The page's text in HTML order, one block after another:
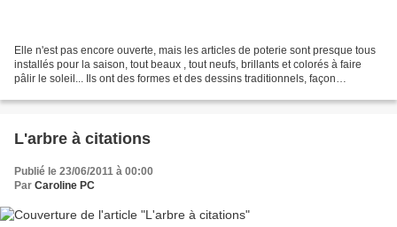
Elle n'est pas encore ouverte, mais les articles de poterie sont presque tous
installés pour la saison, tout beaux , tout neufs, brillants et colorés à faire
pâlir le soleil... Ils ont des formes et des dessins traditionnels, façon
L'arbre à citations
Publié le 23/06/2011 à 00:00
Par Caroline PC